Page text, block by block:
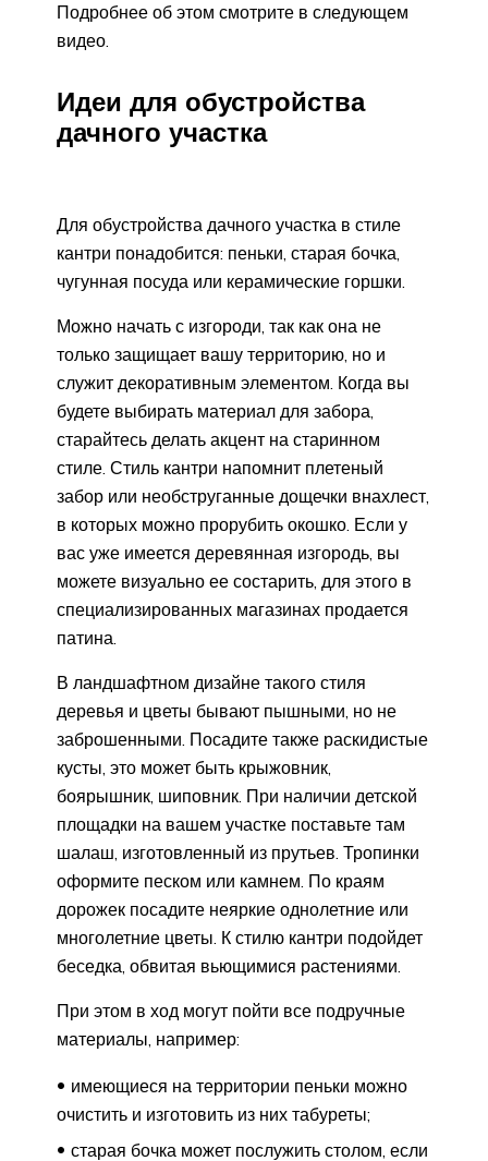
Подробнее об этом смотрите в следующем
видео.
Идеи для обустройства
дачного участка
Для обустройства дачного участка в стиле
кантри понадобится: пеньки, старая бочка,
чугунная посуда или керамические горшки.
Можно начать с изгороди, так как она не
только защищает вашу территорию, но и
служит декоративным элементом. Когда вы
будете выбирать материал для забора,
старайтесь делать акцент на старинном
стиле. Стиль кантри напомнит плетеный
забор или необструганные дощечки внахлест,
в которых можно прорубить окошко. Если у
вас уже имеется деревянная изгородь, вы
можете визуально ее состарить, для этого в
специализированных магазинах продается
патина.
В ландшафтном дизайне такого стиля
деревья и цветы бывают пышными, но не
заброшенными. Посадите также раскидистые
кусты, это может быть крыжовник,
боярышник, шиповник. При наличии детской
площадки на вашем участке поставьте там
шалаш, изготовленный из прутьев. Тропинки
оформите песком или камнем. По краям
дорожек посадите неяркие однолетние или
многолетние цветы. К стилю кантри подойдет
беседка, обвитая вьющимися растениями.
При этом в ход могут пойти все подручные
материалы, например:
имеющиеся на территории пеньки можно
очистить и изготовить из них табуреты;
старая бочка может послужить столом, если